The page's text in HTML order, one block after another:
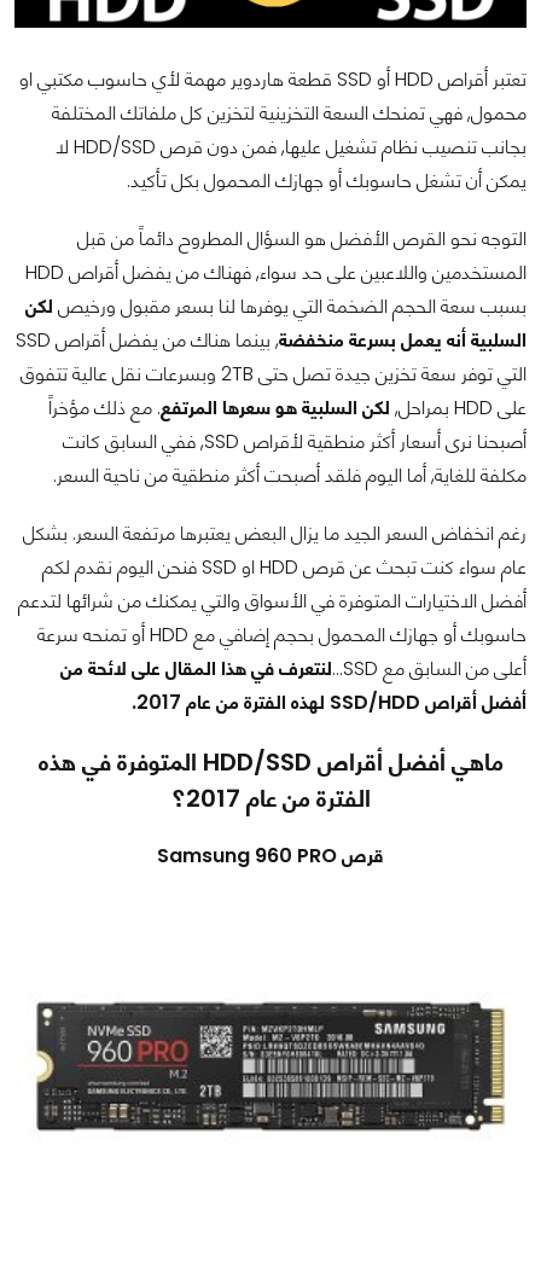
تعتبر أقراص HDD أو SSD قطعة هاردوير مهمة لأي حاسوب مكتبي او
محمول, فهي تمنحك السعة التخزينية لتخزين كل ملفاتك المختلفة
بجانب تنصيب نظام تشغيل عليها, فمن دون قرص HDD/SSD لا
يمكن أن تشغل حاسوبك أو جهازك المحمول بكل تأكيد.
التوجه نحو القرص الأفضل هو السؤال المطروح دائماً من قبل
المستخدمين واللاعبين على حد سواء, فهناك من يفضل أقراص HDD
بسبب سعة الحجم الضخمة التي يوفرها لنا بسعر مقبول ورخيص لكن
السلبية أنه يعمل بسرعة منخفضة
, بينما هناك من يفضل أقراص SSD
التي توفر سعة تخزين جيدة تصل حتى 2TB وبسرعات نقل عالية تتفوق
على HDD بمراحل,
لكن السلبية هو سعرها المرتفع. مع ذلك مؤخراً
أصبحنا نرى أسعار أكثر منطقية لأقراص SSD, ففي السابق كانت
مكلفة للغاية, أما اليوم فلقد أصبحت أكثر منطقية من ناحية السعر.
رغم انخفاض السعر الجيد ما يزال البعض يعتبرها مرتفعة السعر. بشكل
عام سواء كنت تبحث عن قرص HDD او SSD فنحن اليوم نقدم لكم
أفضل الاختيارات المتوفرة في الأسواق والتي يمكنك من شرائها لتدعم
حاسوبك أو جهازك المحمول بحجم إضافي مع HDD أو تمنحه سرعة
أعلى من السابق مع SSD...
لنتعرف في هذا المقال على لائحة من
أفضل أقراص SSD/HDD لهذه الفترة من عام 2017.
ماهي أفضل أقراص HDD/SSD المتوفرة في هذه
الفترة من عام 2017؟
قرص Samsung 960 PRO